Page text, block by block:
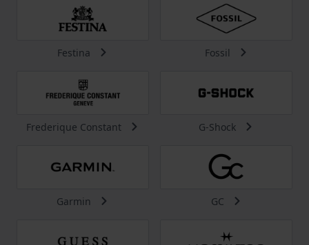
Festina Fossil
Frederique Constant G-Shock
Garmin GC